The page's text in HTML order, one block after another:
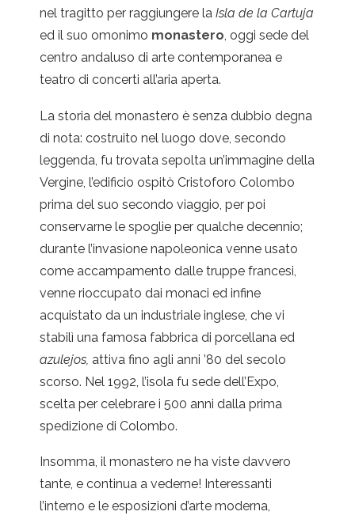
nel tragitto per raggiungere la Isla de la Cartuja
ed il suo omonimo monastero, oggi sede del
centro andaluso di arte contemporanea e
teatro di concerti all’aria aperta.
La storia del monastero è senza dubbio degna
di nota: costruito nel luogo dove, secondo
leggenda, fu trovata sepolta un’immagine della
Vergine, l’edificio ospitò Cristoforo Colombo
prima del suo secondo viaggio, per poi
conservarne le spoglie per qualche decennio;
durante l’invasione napoleonica venne usato
come accampamento dalle truppe francesi,
venne rioccupato dai monaci ed infine
acquistato da un industriale inglese, che vi
stabilì una famosa fabbrica di porcellana ed
azulejos, attiva fino agli anni ’80 del secolo
scorso. Nel 1992, l’isola fu sede dell’Expo,
scelta per celebrare i 500 anni dalla prima
spedizione di Colombo.
Insomma, il monastero ne ha viste davvero
tante, e continua a vederne! Interessanti
l’interno e le esposizioni d’arte moderna,